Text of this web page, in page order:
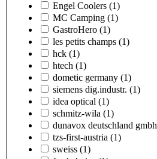
Engel Coolers (1)
MC Camping (1)
GastroHero (1)
les petits champs (1)
hck (1)
htech (1)
dometic germany (1)
siemens dig.industr. (1)
idea optical (1)
schmitz-wila (1)
dunavox deutschland gmbh
tzs-first-austria (1)
sweiss (1)